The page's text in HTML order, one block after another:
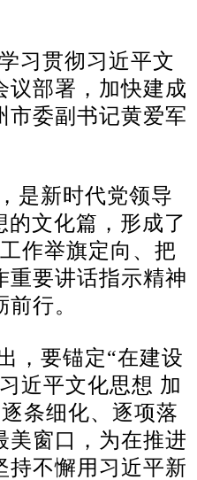
习贯彻习近平文
议部署，加快建成
市委副书记黄爱军
是新时代党领导
文化篇，形成了
作举旗定向、把
重要讲话指示精神
行。
，要锚定“在建设
近平文化思想 加
条细化、逐项落
美窗口，为在推进
持不懈用习近平新